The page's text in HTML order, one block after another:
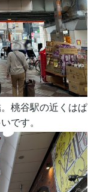
桃谷駅の近くはぱ
です。